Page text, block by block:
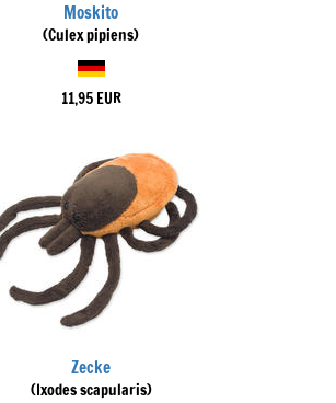
Moskito
(Culex pipiens)
11,95 EUR
Zecke
(Ixodes scapularis)